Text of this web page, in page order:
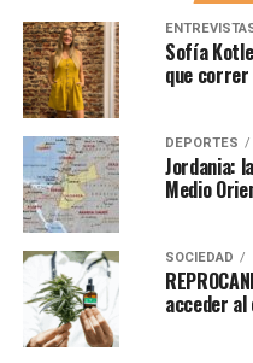
Sofía
que correr
DEPORTES
Jordania:
Medio
SOCIEDAD
acceder al